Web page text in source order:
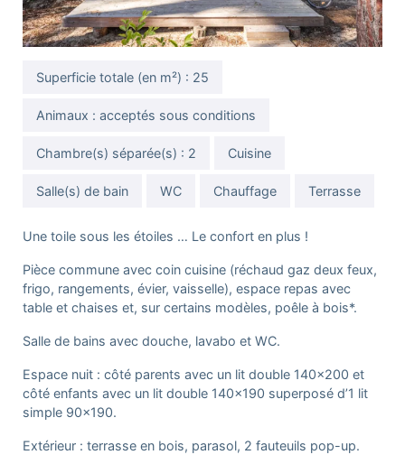
Superficie totale (en m²) : 25
Animaux : acceptés sous conditions
Chambre(s) séparée(s) : 2 Cuisine
Salle(s) de bain WC Chauffage Terrasse
Une toile sous les étoiles … Le confort en plus !
Pièce commune avec coin cuisine (réchaud gaz deux feux,
frigo, rangements, évier, vaisselle), espace repas avec
table et chaises et, sur certains modèles, poêle à bois*.
Salle de bains avec douche, lavabo et WC.
Espace nuit : côté parents avec un lit double 140×200 et
côté enfants avec un lit double 140×190 superposé d’1 lit
simple 90×190.
Extérieur : terrasse en bois, parasol, 2 fauteuils pop-up.